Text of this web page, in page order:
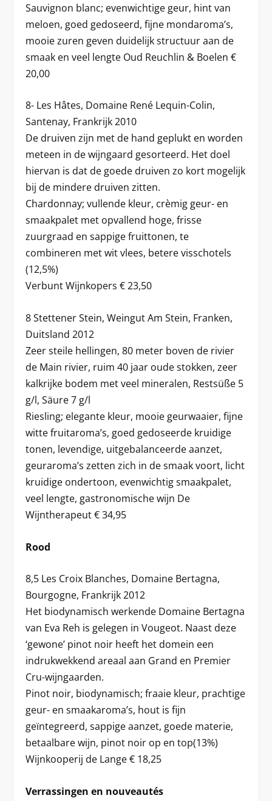
Sauvignon blanc; evenwichtige geur, hint van
meloen, goed gedoseerd, fijne mondaroma’s,
mooie zuren geven duidelijk structuur aan de
smaak en veel lengte Oud Reuchlin & Boelen €
20,00
8- Les Hâtes, Domaine René Lequin-Colin,
Santenay, Frankrijk 2010
De druiven zijn met de hand geplukt en worden
meteen in de wijngaard gesorteerd. Het doel
hiervan is dat de goede druiven zo kort mogelijk
bij de mindere druiven zitten.
Chardonnay; vullende kleur, crèmig geur- en
smaakpalet met opvallend hoge, frisse
zuurgraad en sappige fruittonen, te
combineren met wit vlees, betere visschotels
(12,5%)
Verbunt Wijnkopers € 23,50
8 Stettener Stein, Weingut Am Stein, Franken,
Duitsland 2012
Zeer steile hellingen, 80 meter boven de rivier
de Main rivier, ruim 40 jaar oude stokken, zeer
kalkrijke bodem met veel mineralen, Restsüße 5
g/l, Säure 7 g/l
Riesling; elegante kleur, mooie geurwaaier, fijne
witte fruitaroma’s, goed gedoseerde kruidige
tonen, levendige, uitgebalanceerde aanzet,
geuraroma’s zetten zich in de smaak voort, licht
kruidige ondertoon, evenwichtig smaakpalet,
veel lengte, gastronomische wijn De
Wijntherapeut € 34,95
Rood
8,5 Les Croix Blanches, Domaine Bertagna,
Bourgogne, Frankrijk 2012
Het biodynamisch werkende Domaine Bertagna
van Eva Reh is gelegen in Vougeot. Naast deze
‘gewone’ pinot noir heeft het domein een
indrukwekkend areaal aan Grand en Premier
Cru-wijngaarden.
Pinot noir, biodynamisch; fraaie kleur, prachtige
geur- en smaakaroma’s, hout is fijn
geïntegreerd, sappige aanzet, goede materie,
betaalbare wijn, pinot noir op en top(13%)
Wijnkooperij de Lange € 18,25
Verrassingen en nouveautés